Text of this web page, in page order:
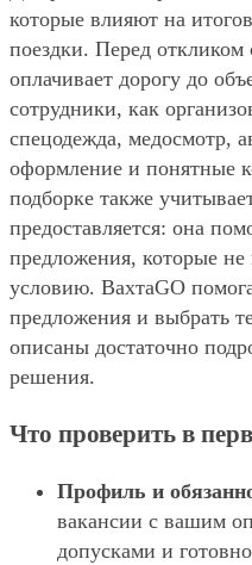
которые влияют на
поездки. Перед откликом
оплачивает дорогу до
сотрудники, как
спецодежда, медосмотр,
оформление и понятные
подборке также
предоставляется: она
предложения, которые
условию. ВахтаGO
предложения и выбрать
описаны достаточно
решения.
Что проверить в
Профиль и
вакансии с вашим
допусками и